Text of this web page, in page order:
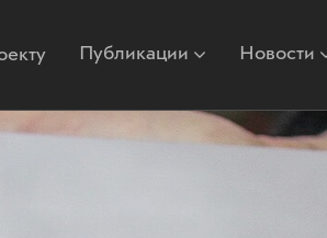
Публикации Новости